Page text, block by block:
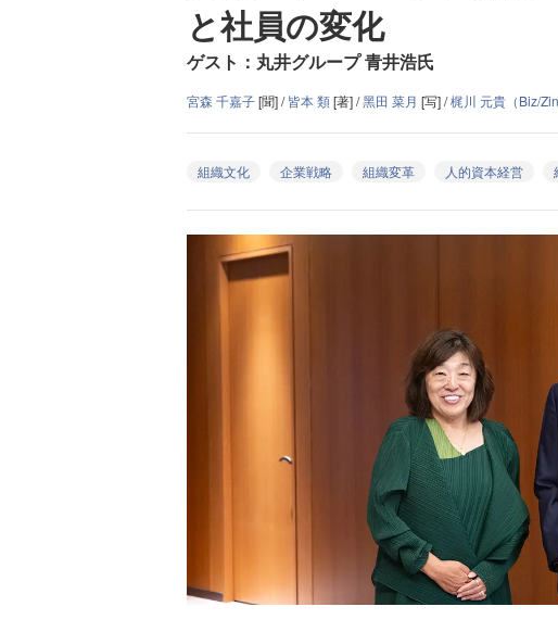
と社員の変化
ゲスト：丸井グループ 青井浩氏
宮森 千嘉子[聞] /皆本 類[著] /黑田 菜月 [写] /梶川 元貴（Biz/
組織文化 企業戦略 組織変革 人的資本経営